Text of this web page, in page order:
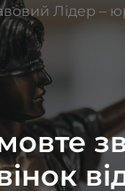
до
між ЗСУ та
процедури.
до іншої
кадрових
робити